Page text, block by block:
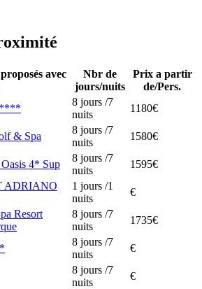
avec
Nbr de
jours/nuits
Prix a partir
de/Pers.
****
8 jours /7
nuits
1180€
& Spa
8 jours /7
nuits
1580€
4* Sup
8 jours /7
nuits
1595€
ADRIANO
1 jours /1
nuits
€
Resort
8 jours /7
nuits
1735€
8 jours /7
nuits
€
8 jours /7
nuits
€